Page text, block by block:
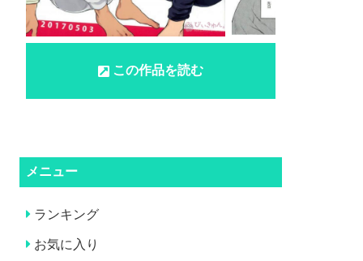
この作品を読む
メニュー
ランキング
お気に入り